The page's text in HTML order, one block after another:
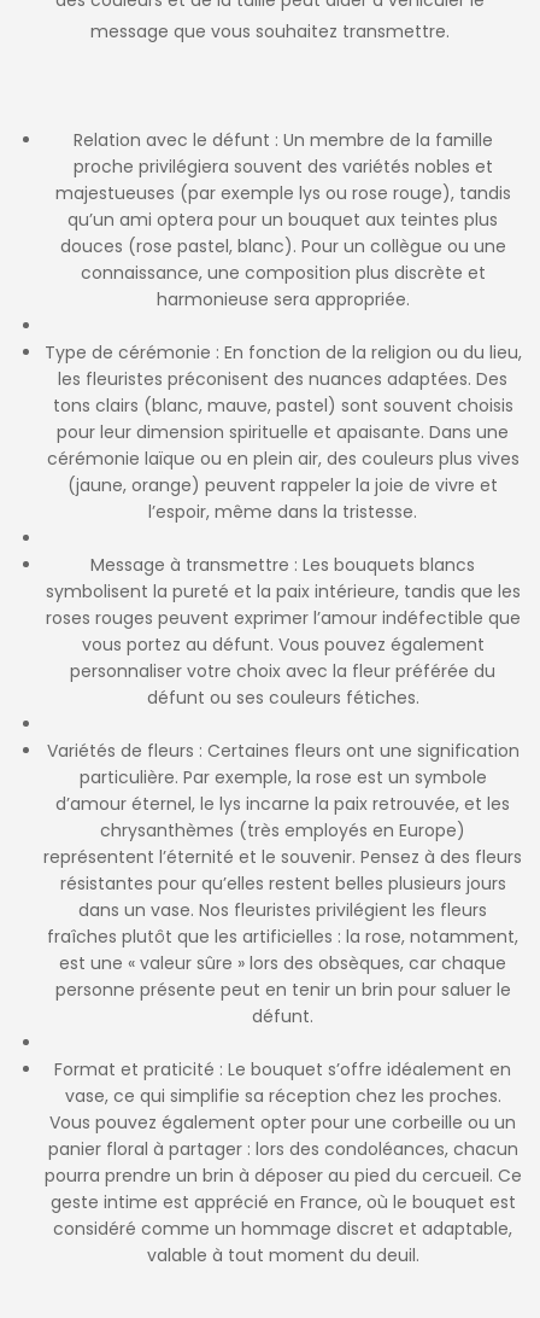
message que vous souhaitez transmettre.
Relation avec le défunt : Un membre de la famille
proche privilégiera souvent des variétés nobles et
majestueuses (par exemple lys ou rose rouge), tandis
qu’un ami optera pour un bouquet aux teintes plus
douces (rose pastel, blanc). Pour un collègue ou une
connaissance, une composition plus discrète et
harmonieuse sera appropriée.
Type de cérémonie : En fonction de la religion ou du lieu,
les fleuristes préconisent des nuances adaptées. Des
tons clairs (blanc, mauve, pastel) sont souvent choisis
pour leur dimension spirituelle et apaisante. Dans une
cérémonie laïque ou en plein air, des couleurs plus vives
(jaune, orange) peuvent rappeler la joie de vivre et
l’espoir, même dans la tristesse.
Message à transmettre : Les bouquets blancs
symbolisent la pureté et la paix intérieure, tandis que les
roses rouges peuvent exprimer l’amour indéfectible que
vous portez au défunt. Vous pouvez également
personnaliser votre choix avec la fleur préférée du
défunt ou ses couleurs fétiches.
Variétés de fleurs : Certaines fleurs ont une signification
particulière. Par exemple, la rose est un symbole
d’amour éternel, le lys incarne la paix retrouvée, et les
chrysanthèmes (très employés en Europe)
représentent l’éternité et le souvenir. Pensez à des fleurs
résistantes pour qu’elles restent belles plusieurs jours
dans un vase. Nos fleuristes privilégient les fleurs
fraîches plutôt que les artificielles : la rose, notamment,
est une « valeur sûre » lors des obsèques, car chaque
personne présente peut en tenir un brin pour saluer le
défunt.
Format et praticité : Le bouquet s’offre idéalement en
vase, ce qui simplifie sa réception chez les proches.
Vous pouvez également opter pour une corbeille ou un
panier floral à partager : lors des condoléances, chacun
pourra prendre un brin à déposer au pied du cercueil. Ce
geste intime est apprécié en France, où le bouquet est
considéré comme un hommage discret et adaptable,
valable à tout moment du deuil.